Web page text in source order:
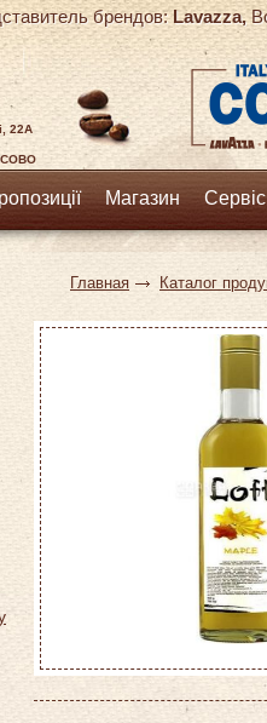
брендов:Lavazza,
22А
Магазин
Главная Каталог